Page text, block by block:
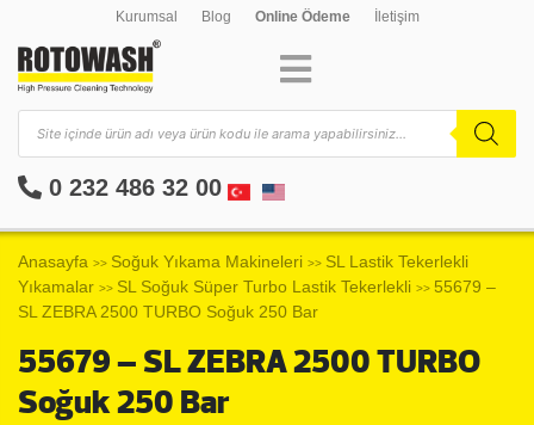
Kurumsal Blog Online Ödeme İletişim
0 232 486 32 00
Anasayfa >> Soğuk Yıkama Makineleri >> SL Lastik Tekerlekli
Yıkamalar >> SL Soğuk Süper Turbo Lastik Tekerlekli >> 55679 –
SL ZEBRA 2500 TURBO Soğuk 250 Bar
55679 – SL ZEBRA 2500 TURBO
Soğuk 250 Bar